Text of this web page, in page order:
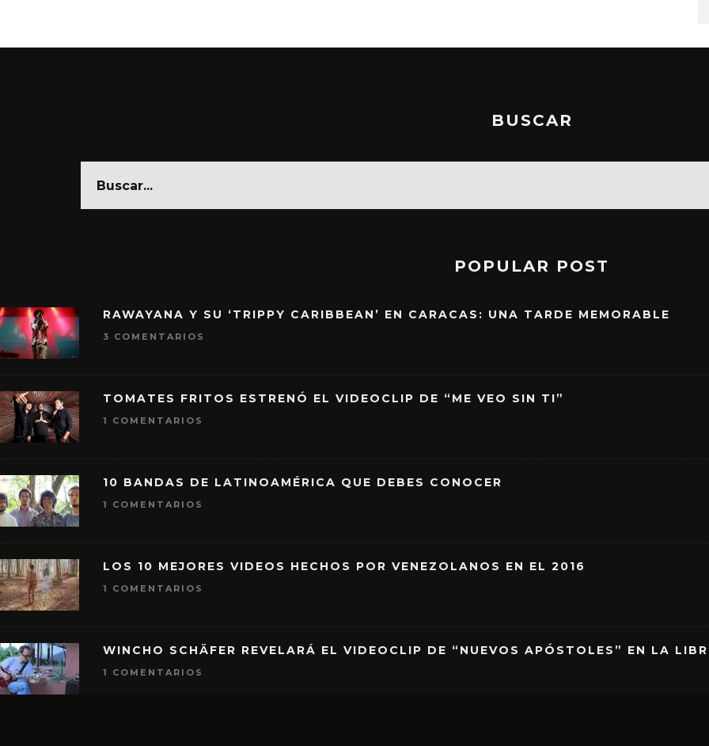
BUSCAR
POPULAR POST
RAWAYANA Y SU ‘TRIPPY CARIBBEAN’ EN CARACAS: UNA TARDE MEMORABLE
3 COMENTARIOS
TOMATES FRITOS ESTRENÓ EL VIDEOCLIP DE “ME VEO SIN TI”
1 COMENTARIOS
10 BANDAS DE LATINOAMÉRICA QUE DEBES CONOCER
1 COMENTARIOS
LOS 10 MEJORES VIDEOS HECHOS POR VENEZOLANOS EN EL 2016
1 COMENTARIOS
WINCHO SCHÄFER REVELARÁ EL VIDEOCLIP DE “NUEVOS APÓSTOLES” EN LA
1 COMENTARIOS